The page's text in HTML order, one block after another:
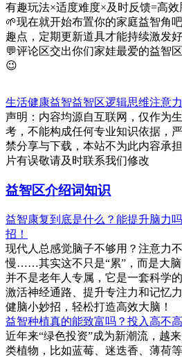
有趣玩法×适度难度×及时反馈=高
🌱现在就开始布置你的家庭益智角
趣点，定期更新道具才能持续激发
💬评论区交出你们家娃最爱的益智
😉
生活健康益智益智区逻辑思维注意
声明：内容均源自互联网，仅作为
考，不能构成任何专业知识依据，
禁分享与下载，本站不为此内容承
片有误敬请及时联系我们修改
益智区介绍词知识
益智康复到底是什么？能提升脑力
招！
现代人总感觉脑子不够用？注意力
慢……其实这不只是“累”，而是大脑
并不是老年人专属，它是一套科学
激活神经通路、提升专注力和记忆
健脑小妙招，轻松打造高效大脑！
益智种植真的能致富吗？投入高不
近年来“绿色投资”成为新潮流，越
类植物，比如蓝莓、迷迭香、薄荷